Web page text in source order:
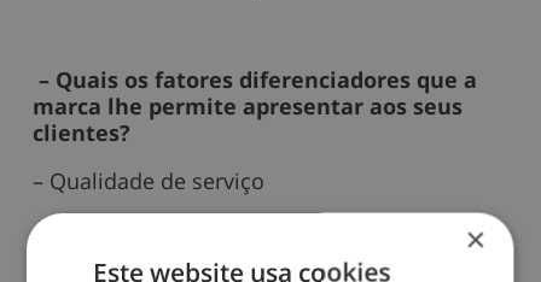
– Quais os fatores diferenciadores que a
marca lhe permite apresentar aos seus
clientes?
– Qualidade de serviço
– Orientação para o cliente
×
Este website usa cookies